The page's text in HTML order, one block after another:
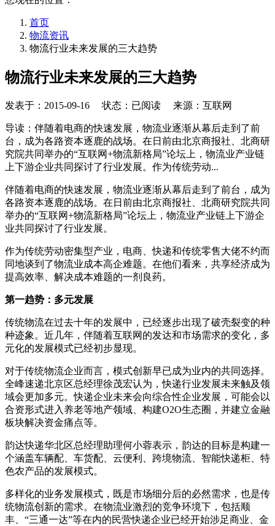
首页
物流资讯
物流行业未来发展的三大趋势
物流行业未来发展的三大趋势
发表于： 2015-09-16 状态：已阅读 来源：互联网
导读：伴随着电商的快速发展，物流业逐渐从幕后走到了前
台，成为各路资本逐鹿的战场。在日前由北京商报社、北商研
究院共同举办的“互联网+物流新格局”论坛上，物流业产业链
上下游企业共同探讨了行业发展。作为传统劳动...
伴随着电商的快速发展，物流业逐渐从幕后走到了前台，成为
各路资本逐鹿的战场。在日前由北京商报社、北商研究院共同
举办的“互联网+物流新格局”论坛上，物流业产业链上下游企
业共同探讨了行业发展。
作为传统劳动密集型产业，电商、快递和传统零售大佬不约而
同地谈到了物流业成本高企难题。在他们看来，共享经济成为
提高效率、解决成本难题的一剂良药。
第一趋势：多元发展
传统物流在过去十年的发展中，已经逐步出现了破壳裂变的种
种迹象。近几年，伴随着互联网的发达和市场需求的变化，多
元化的发展模式已经初步显现。
对于传统物流企业而言，模式创新早已成为业内的共同选择。
全峰速递北京区总经理徐茂宏认为，快递行业发展未来触及领
域会更加多元。快递企业未来会向综合性企业发展，可能会以
合资形式进入养老等地产领域、构建O2O生态圈，并建立金融
板块解决资金痛点等。
韵达快递华北区总经理助理何小蓉表示，韵达的目标是构建一
个涵盖车辆配、车货配、云便利、跨境物流、智能快递柜、特
色农产品的发展模式。
多样化的业务发展模式，既是市场细分后的必然需求，也是传
统物流创新的需求。在物流业激烈的竞争环境下，包括顺
丰、“三通一达”等在内的民营快递企业已经开始涉足商业、金